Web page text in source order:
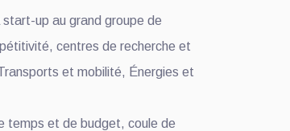
start-up au grand groupe de
centres de recherche et
et mobilité, Énergies et
temps et de budget, coule de